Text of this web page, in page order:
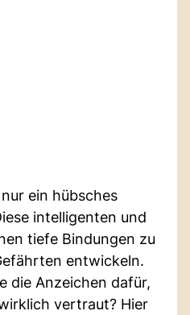
ein hübsches
intelligenten und
tiefe Bindungen zu
entwickeln.
die Anzeichen dafür,
vertraut? Hier